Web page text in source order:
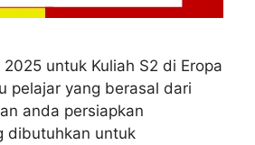
2025 untuk Kuliah S2 di Eropa
pelajar yang berasal dari
anda persiapkan
dibutuhkan untuk